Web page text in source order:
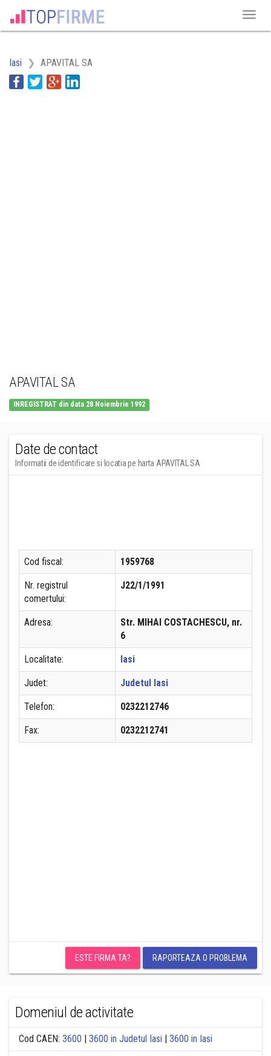
Iasi APAVITAL SA
APAVITAL SA
INREGISTRAT din data 28 Noiembrie 1992
Date de contact
Informatii de identificare si locatia pe harta APAVITAL SA
Cod fiscal: 1959768
Nr. registrul
comertului:
J22/1/1991
Adresa:
Str. MIHAI COSTACHESCU, nr.
6
Localitate: Iasi
Judet: Judetul Iasi
Telefon: 0232212746
Fax: 0232212741
ESTE FIRMA TA? RAPORTEAZA O PROBLEMA
Domeniul de activitate
Cod CAEN: 3600 | 3600 in Judetul Iasi | 3600 in Iasi